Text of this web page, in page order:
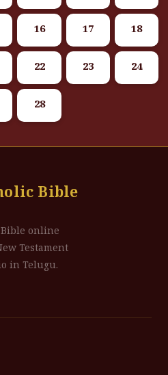
16 17 18
22 23 24
28
Bible
online
Testament
in Telugu.